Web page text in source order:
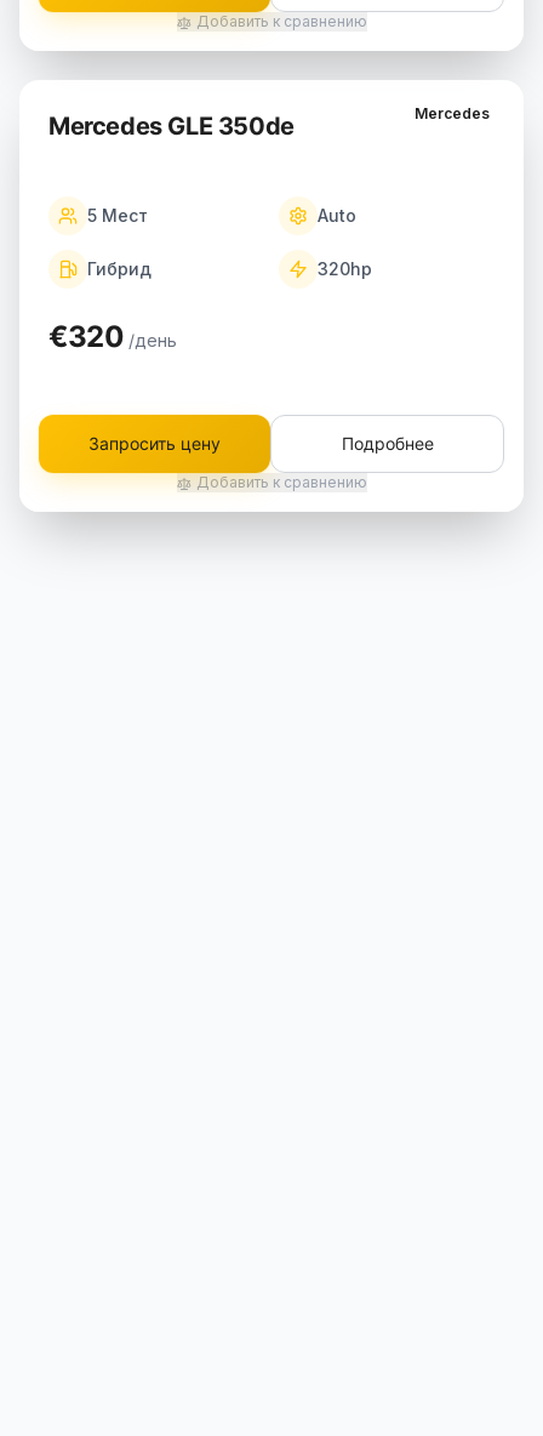
Добавить к сравнению
Mercedes
Mercedes GLE 350de
5 Мест Auto
Гибрид 320hp
€320 /день
Запросить цену Подробнее
Добавить к сравнению